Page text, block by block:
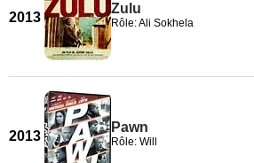
2013
Zulu
Rôle: Ali Sokhela
2013
Pawn
Rôle: Will